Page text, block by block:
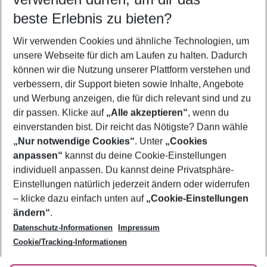
5-8 Nächte
2 Erwachsene Keine Kinder
Mehr Filter anzeigen
Footer
Footer navigation
Über uns
AGB
Bestpreisgarantie
Cookie-Einstellungen ändern
Cookie-Richtlinie
Agenturbetreuung
Barrierefreies Reisen
Folge uns
beste Erlebnis zu bieten?
Wir verwenden Cookies und ähnliche Technologien, um
unsere Webseite für dich am Laufen zu halten. Dadurch
können wir die Nutzung unserer Plattform verstehen und
verbessern, dir Support bieten sowie Inhalte, Angebote
und Werbung anzeigen, die für dich relevant sind und zu
dir passen. Klicke auf „Alle akzeptieren“, wenn du
einverstanden bist. Dir reicht das Nötigste? Dann wähle
„Nur notwendige Cookies“. Unter „Cookies
anpassen“ kannst du deine Cookie-Einstellungen
individuell anpassen. Du kannst deine Privatsphäre-
Einstellungen natürlich jederzeit ändern oder widerrufen
– klicke dazu einfach unten auf „Cookie-Einstellungen
ändern“.
Datenschutz-Informationen
Impressum
Cookie/Tracking-Informationen